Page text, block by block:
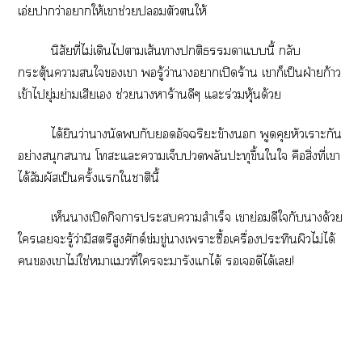
เอ่ยาว่าาให้เาช่วยตัวให้
นิสัยที่ไม่เดินไาเส้นาติาแนี้ กลับ
กระตุ้นาใเา รู้ว่านาากเปิดร้าน เาก็เป็นฝ่ายก้าว
เข้าไยุ่มย่ามเสียเ ช่วยาหาร้านดีๆ แะร่วมหุ้นด้วย
ได้ยินว่านางนัดกับอัจฉริยะข้าง พูดคุยหัวเราะกัน
อย่างสนุกสนาน โะแะาเจ็บพลันปะทุขึ้นใใ คือสิ่งที่เา
ได้สัมผัสเป็นครั้งแใาตินี้
เห็นาเปิดกิจาะาสำเร็จ เาย่อมดีใกับาด้วย
ใเะรู้ว่ามีสตรีสูงศักด์ข่มขู่าเาะซื้อเครื่องประทินผิวไม่ได้
เาไม่ใช่าแที่ใะมารังแได้ เดีได้เ!